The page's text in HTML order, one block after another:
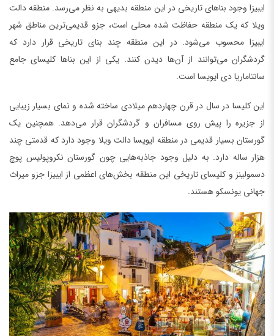
ایبیزا وجود بناهای تاریخی در این منطقه بدیهی به نظر می‌رسد. منطقه دالت
ویلا که یک منطقه حفاظت شده محلی است، جزو قدیمی‌ترین مناطق شهر
ایبیزا محسوب می‌شود. در این منطقه چند بنای تاریخی قرار دارد که
گردشگران می‌توانند از آن‌ها دیدن کنند. یکی از این بناها کلیسای جامع
سانتاماریا دی ایویسا است.
این کلیسا در سال در قرن چهاردهم میلادی ساخته شده و نمای بسیار زیبایی
از جزیره را پیش روی مسافران و گردشگران قرار می‌دهد. همچنین یک
گورستان بسیار قدیمی در منطقه ایویسا دالت ویلا وجود دارد که قدمتی چند
هزار ساله دارد. به دلیل وجود جاذبه‌هایی چون گورستان نکروپولیس پوچ
دسمولینز و کلیسای تاریخی این منطقه بخش‌های اعظمی از ایبیزا جزو میراث
جهانی یونسکو هستند.